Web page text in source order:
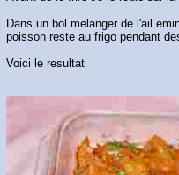
Dans un bol melanger de l'ail
poisson reste au frigo pendant
Voici le resultat